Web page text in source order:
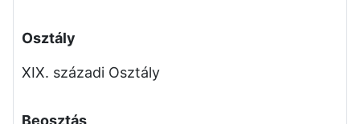
Osztály
XIX. századi Osztály